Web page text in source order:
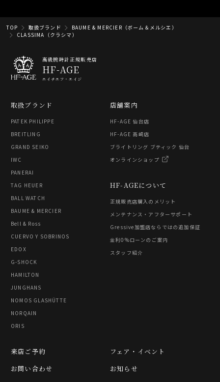
TOP 取扱ブランド
BAUME & MERCIER（ボーム＆メルシエ）
CLASSIMA（クラシマ）
高級腕時計正規販売店
HF-AGE
エイチエフ・エイジ
取扱ブランド
PATEK PHILIPPE
BREITLING
GRAND SEIKO
IWC
PANERAI
TAG HEUER
BALL WATCH
BAUME & MERCIER
Bell & Ross
CUERVO Y SOBRINOS
EDOX
G-SHOCK
HAMILTON
JUNGHANS
NOMOS GLASHÜTTE
NORQAIN
ORIS
HF-AGEについて
正規販売店購入のメリット
メンテナンス・アフターサポート
Gressive加盟店ならではの追加保証
金利0%ローンのご案内
スタッフ紹介
店舗案内
HF-AGE 仙台店
HF-AGE 高崎店
ブライトリング ブティック 仙台
オンラインショップ
フェア・イベント
お知らせ
来店ご予約
お問い合わせ